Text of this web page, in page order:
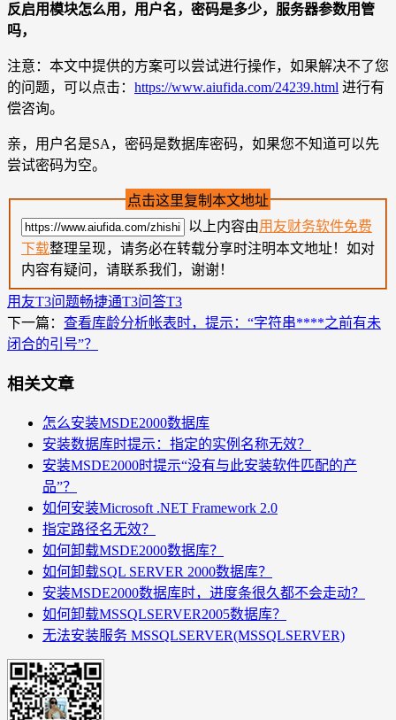
反启用模块怎么用，用户名，密码是多少，服务器参数用管
吗，
注意：本文中提供的方案可以尝试进行操作，如果解决不了您
的问题，可以点击： https://www.aiufida.com/24239.html 进行有
偿咨询。
亲，用户名是SA，密码是数据库密码，如果您不知道可以先
尝试密码为空。
点击这里复制本文地址
以上内容由用友财务软件免费
下载整理呈现，请务必在转载分享时注明本文地址！如对
内容有疑问，请联系我们，谢谢！
用友T3问题畅捷通T3问答T3
下一篇： 查看库龄分析帐表时，提示：“字符串****之前有未
闭合的引号”？
相关文章
怎么安装MSDE2000数据库
安装数据库时提示：指定的实例名称无效？
安装MSDE2000时提示“没有与此安装软件匹配的产
品”？
如何安装Microsoft .NET Framework 2.0
指定路径名无效？
如何卸载MSDE2000数据库？
如何卸载SQL SERVER 2000数据库？
安装MSDE2000数据库时，进度条很久都不会走动？
如何卸载MSSQLSERVER2005数据库？
无法安装服务 MSSQLSERVER(MSSQLSERVER)